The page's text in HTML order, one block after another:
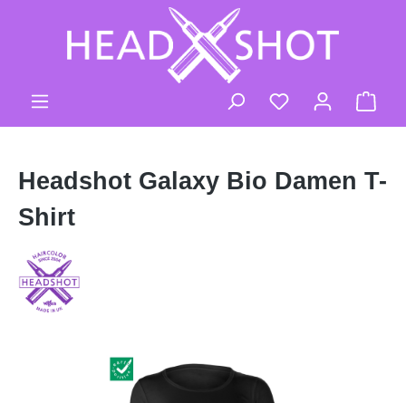
Zum Hauptinhalt springen
Headshot Galaxy Bio Damen T-
Shirt
Bildergalerie überspringen